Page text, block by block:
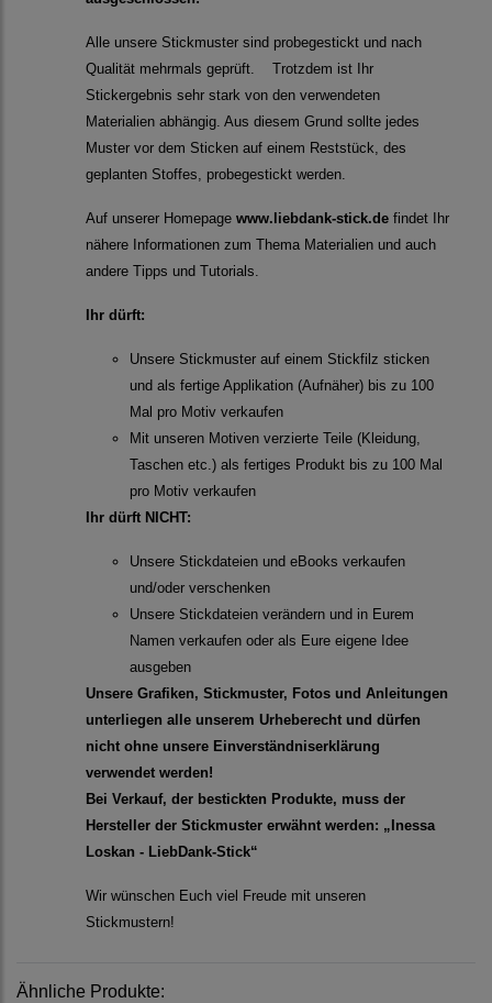
Alle unsere Stickmuster sind probegestickt und nach
Qualität mehrmals geprüft. Trotzdem ist Ihr
Stickergebnis sehr stark von den verwendeten
Materialien abhängig. Aus diesem Grund sollte jedes
Muster vor dem Sticken auf einem Reststück, des
geplanten Stoffes, probegestickt werden.
Auf unserer Homepage www.liebdank-stick.de findet Ihr
nähere Informationen zum Thema Materialien und auch
andere Tipps und Tutorials.
Ihr dürft:
Unsere Stickmuster auf einem Stickfilz sticken
und als fertige Applikation (Aufnäher) bis zu 100
Mal pro Motiv verkaufen
Mit unseren Motiven verzierte Teile (Kleidung,
Taschen etc.) als fertiges Produkt bis zu 100 Mal
pro Motiv verkaufen
Ihr dürft NICHT:
Unsere Stickdateien und eBooks verkaufen
und/oder verschenken
Unsere Stickdateien verändern und in Eurem
Namen verkaufen oder als Eure eigene Idee
ausgeben
Unsere Grafiken, Stickmuster, Fotos und Anleitungen
unterliegen alle unserem Urheberecht und dürfen
nicht ohne unsere Einverständniserklärung
verwendet werden!
Bei Verkauf, der bestickten Produkte, muss der
Hersteller der Stickmuster erwähnt werden: „Inessa
Loskan - LiebDank-Stick“
Wir wünschen Euch viel Freude mit unseren
Stickmustern!
Ähnliche Produkte: